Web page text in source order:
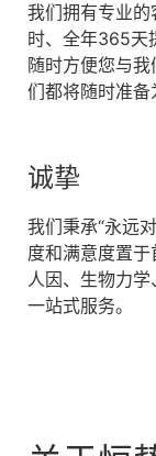
我们拥有专业
时、全年365天
随时方便您与
们都将随时准备
诚挚
我们秉承“永远
度和满意度置
人因、生物力
一站式服务。